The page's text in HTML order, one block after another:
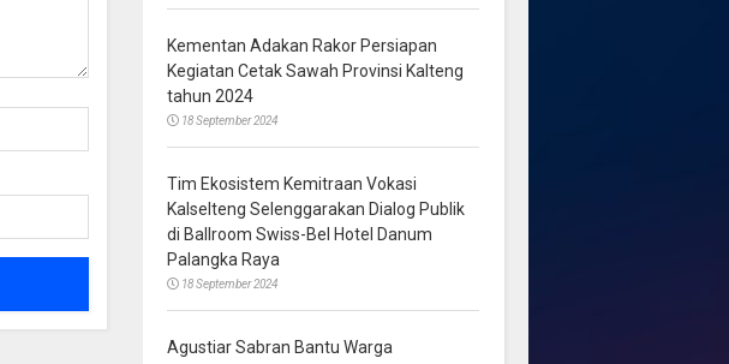
Kementan Adakan Rakor Persiapan
Kegiatan Cetak Sawah Provinsi Kalteng
tahun 2024
18 September 2024
Tim Ekosistem Kemitraan Vokasi
Kalselteng Selenggarakan Dialog Publik
di Ballroom Swiss-Bel Hotel Danum
Palangka Raya
18 September 2024
Agustiar Sabran Bantu Warga